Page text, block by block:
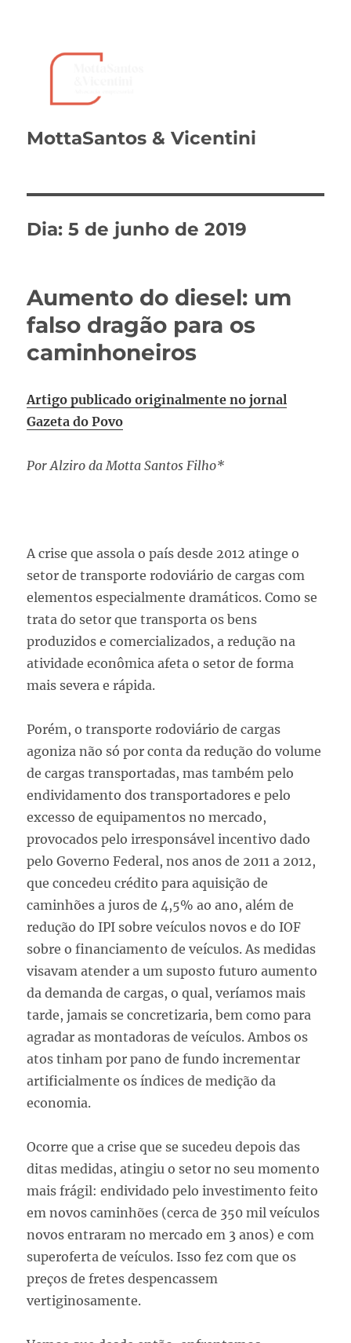
MottaSantos & Vicentini
Dia:5 de junho de 2019
Aumento do diesel: um
falso dragão para os
caminhoneiros
Artigo publicado originalmente no jornal
Gazeta do Povo
Por Alziro da Motta Santos Filho*
A crise que assola o país desde 2012 atinge o
setor de transporte rodoviário de cargas com
elementos especialmente dramáticos. Como se
trata do setor que transporta os bens
produzidos e comercializados, a redução na
atividade econômica afeta o setor de forma
mais severa e rápida.
Porém, o transporte rodoviário de cargas
agoniza não só por conta da redução do volume
de cargas transportadas, mas também pelo
endividamento dos transportadores e pelo
excesso de equipamentos no mercado,
provocados pelo irresponsável incentivo dado
pelo Governo Federal, nos anos de 2011 a 2012,
que concedeu crédito para aquisição de
caminhões a juros de 4,5% ao ano, além de
redução do IPI sobre veículos novos e do IOF
sobre o financiamento de veículos. As medidas
visavam atender a um suposto futuro aumento
da demanda de cargas, o qual, veríamos mais
tarde, jamais se concretizaria, bem como para
agradar as montadoras de veículos. Ambos os
atos tinham por pano de fundo incrementar
artificialmente os índices de medição da
economia.
Ocorre que a crise que se sucedeu depois das
ditas medidas, atingiu o setor no seu momento
mais frágil: endividado pelo investimento feito
em novos caminhões (cerca de 350 mil veículos
novos entraram no mercado em 3 anos) e com
superoferta de veículos. Isso fez com que os
preços de fretes despencassem
vertiginosamente.